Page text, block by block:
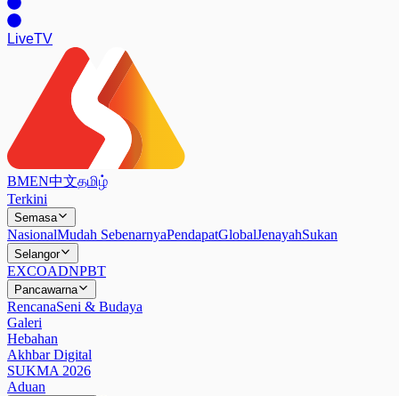
LiveTV
BMEN中文தமிழ்
Terkini
Semasa
NasionalMudah SebenarnyaPendapatGlobalJenayahSukan
Selangor
EXCOADNPBT
Pancawarna
RencanaSeni & Budaya
Galeri
Hebahan
Akhbar Digital
SUKMA 2026
Aduan